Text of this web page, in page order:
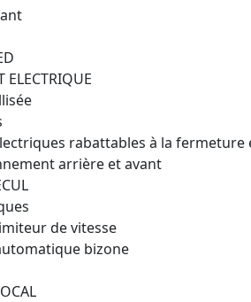
ELECTRIQUE
rabattables à la fermeture
arrière et avant
de vitesse
bizone